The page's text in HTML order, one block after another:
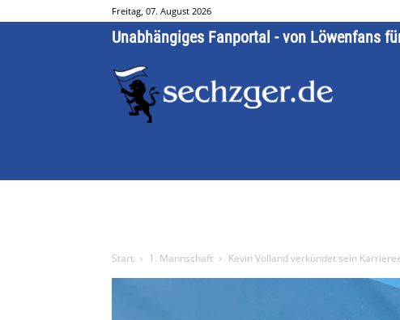
Freitag, 07. August 2026
Unabhängiges Fanportal - von Löwenfans
Start 1. Mannschaft Kevin Volland verkündet sein